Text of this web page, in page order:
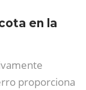
en la
proporciona